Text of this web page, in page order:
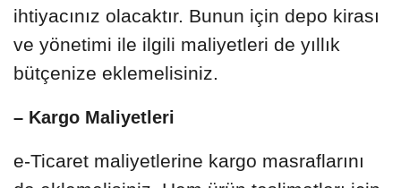
ihtiyacınız olacaktır. Bunun için depo kirası
ve yönetimi ile ilgili maliyetleri de yıllık
bütçenize eklemelisiniz.
– Kargo Maliyetleri
e-Ticaret maliyetlerine kargo masraflarını